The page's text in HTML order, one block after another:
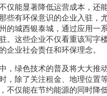
仅能显著降低运营成本，还
些有环保意识的企业入驻，
的城西银泰城，通过应用一
。这些企业不仅看重该写字
企业社会责任和环保理念。
，绿色技术的普及将大大推
，除了关注租金、地理位置
不仅能在节约能源的同时降